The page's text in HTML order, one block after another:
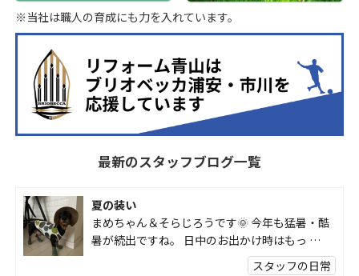
※当社は職人の育成にも力を入れています。
最新のスタッフブログ一覧
夏の装い
まめちゃん＆そらじろうです🌞 今年も猛暑・酷
暑が続出ですね。 日中のお出かけ時はもっ …
スタッフの日常